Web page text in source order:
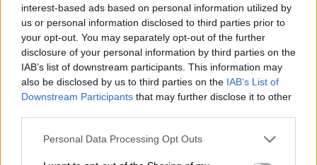
interest-based ads based on personal information utilized by
us or personal information disclosed to third parties prior to
your opt-out. You may separately opt-out of the further
disclosure of your personal information by third parties on the
IAB’s list of downstream participants. This information may
also be disclosed by us to third parties on the IAB’s List of
Downstream Participants that may further disclose it to other
Personal Data Processing Opt Outs